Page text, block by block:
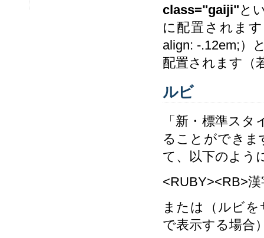
class="gaiji"と
に配置されま
align: -.12em;）
配置されます（
ルビ
「新・標準ス
ることができま
て、以下のよう
<RUBY><RB>
または（ルビ
で表示する場合